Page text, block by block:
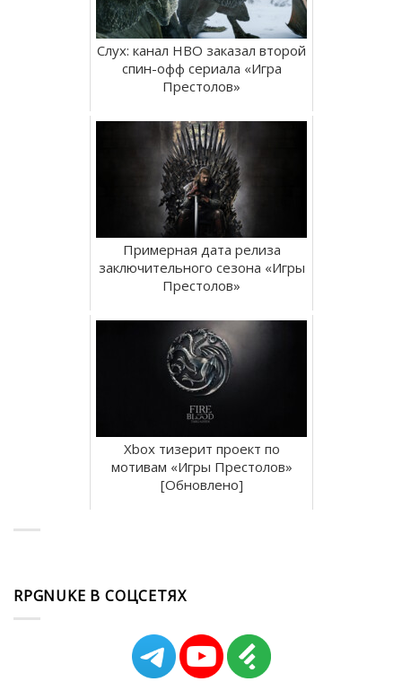
Слух: канал HBO заказал второй
спин-офф сериала «Игра
Престолов»
Примерная дата релиза
заключительного сезона «Игры
Престолов»
Xbox тизерит проект по
мотивам «Игры Престолов»
[Обновлено]
RPGNUKE В СОЦСЕТЯХ